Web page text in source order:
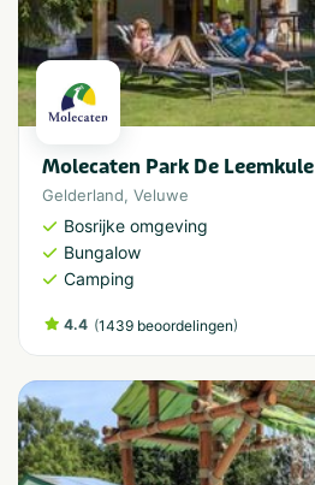
Molecaten Park De Leemkule
Gelderland, Veluwe
Bosrijke omgeving
Bungalow
Camping
4.4 (1439 beoordelingen)